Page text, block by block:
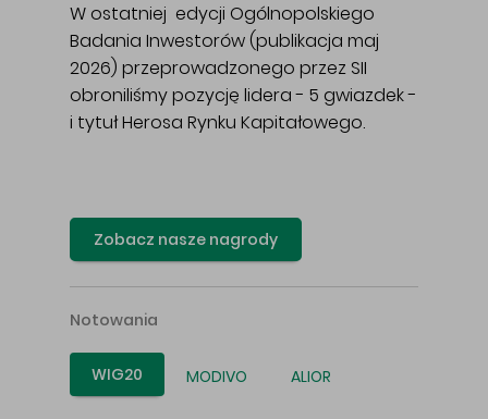
W ostatniej edycji Ogólnopolskiego
Badania Inwestorów (publikacja maj
2026) przeprowadzonego przez SII
obroniliśmy pozycję lidera - 5 gwiazdek -
i tytuł Herosa Rynku Kapitałowego.
Zobacz nasze nagrody
Notowania
WIG20 MODIVO ALIOR